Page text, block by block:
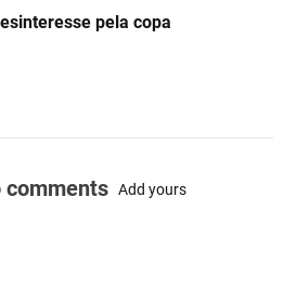
pela copa
comments Add yours